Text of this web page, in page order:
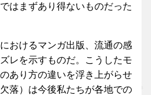
はまずあり得ないものだった
おけるマンガ出版、流通の感
レを示すものだ。こうしたモ
あり方の違いを浮き上がらせ
落）は今後私たちが各地での